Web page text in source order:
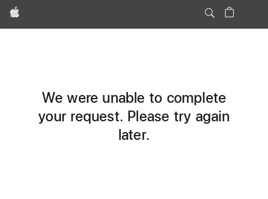
Apple
We were unable to complete
your request. Please try again
later.